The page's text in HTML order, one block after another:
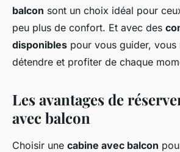
balcon sont un choix idéal pour
peu plus de confort. Et avec des
disponibles pour vous guider,
détendre et profiter de chaque
Les avantages de
avec balcon
Choisir une cabine avec balcon